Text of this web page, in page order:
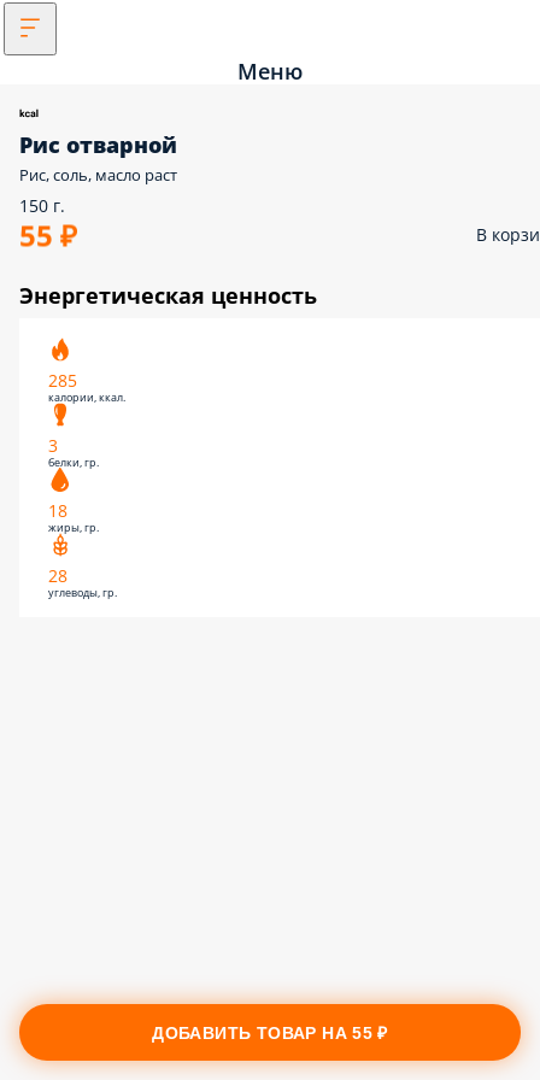
Меню
Рис отварной
Рис, соль, масло раст
150 г.
55 ₽ В
Энергетическая ценность
285
калории, ккал.
3
белки, гр.
18
жиры, гр.
28
углеводы, гр.
ДОБАВИТЬ ТОВАР НА55 ₽